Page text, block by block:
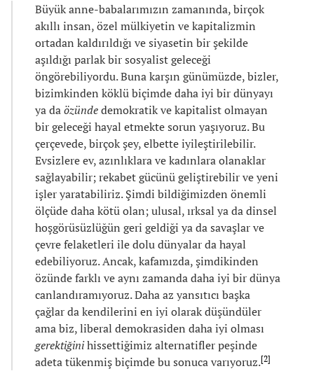
Büyük anne-babalarımızın zamanında, birçok
akıllı insan, özel mülkiyetin ve kapitalizmin
ortadan kaldırıldığı ve siyasetin bir şekilde
aşıldığı parlak bir sosyalist geleceği
öngörebiliyordu. Buna karşın günümüzde, bizler,
bizimkinden köklü biçimde daha iyi bir dünyayı
ya daözündedemokratik ve kapitalist olmayan
bir geleceği hayal etmekte sorun yaşıyoruz. Bu
çerçevede, birçok şey, elbette iyileştirilebilir.
Evsizlere ev, azınlıklara ve kadınlara olanaklar
sağlayabilir; rekabet gücünü geliştirebilir ve yeni
işler yaratabiliriz. Şimdi bildiğimizden önemli
ölçüde daha kötü olan; ulusal, ırksal ya da dinsel
hoşgörüsüzlüğün geri geldiği ya da savaşlar ve
çevre felaketleri ile dolu dünyalar da hayal
edebiliyoruz. Ancak, kafamızda, şimdikinden
özünde farklı ve aynı zamanda daha iyi bir dünya
canlandıramıyoruz. Daha az yansıtıcı başka
çağlar da kendilerini en iyi olarak düşündüler
ama biz, liberal demokrasiden daha iyi olması
gerektiğinihissettiğimiz alternatifler peşinde
adeta tükenmiş biçimde bu sonuca varıyoruz.[2]